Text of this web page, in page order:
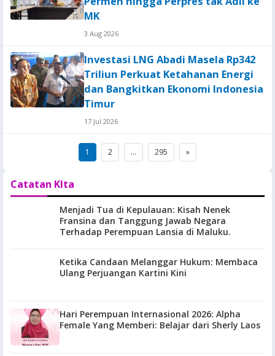
MK
3 Aug 2026
Investasi LNG Abadi Masela Rp342
Triliun Perkuat Ketahanan Energi
dan Bangkitkan Ekonomi Indonesia
Timur
17 Jul 2026
1 2 … 295 »
Catatan KIta
Menjadi Tua di Kepulauan: Kisah Nenek
Fransina dan Tanggung Jawab Negara
Terhadap Perempuan Lansia di Maluku.
Ketika Candaan Melanggar Hukum: Membaca
Ulang Perjuangan Kartini Kini
Hari Perempuan Internasional 2026: Alpha
Female Yang Memberi: Belajar dari Sherly Laos